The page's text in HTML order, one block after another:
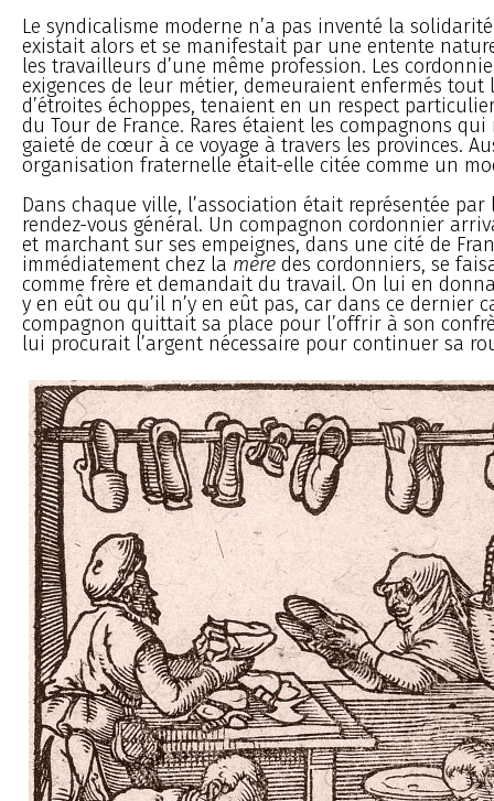
Le syndicalisme moderne n’a pas inventé la
existait alors et se manifestait par une entente
les travailleurs d’une même profession. Les
exigences de leur métier, demeuraient enfermés tout
d’étroites échoppes, tenaient en un respect
du Tour de France. Rares étaient les compagnons
gaieté de cœur à ce voyage à travers les provinces.
organisation fraternelle était-elle citée comme un
Dans chaque ville, l’association était représentée
rendez-vous général. Un compagnon cordonnier
et marchant sur ses empeignes, dans une cité de
immédiatement chez la mère des cordonniers, se
comme frère et demandait du travail. On lui en
y en eût ou qu’il n’y en eût pas, car dans ce dernier
compagnon quittait sa place pour l’offrir à son
lui procurait l’argent nécessaire pour continuer sa